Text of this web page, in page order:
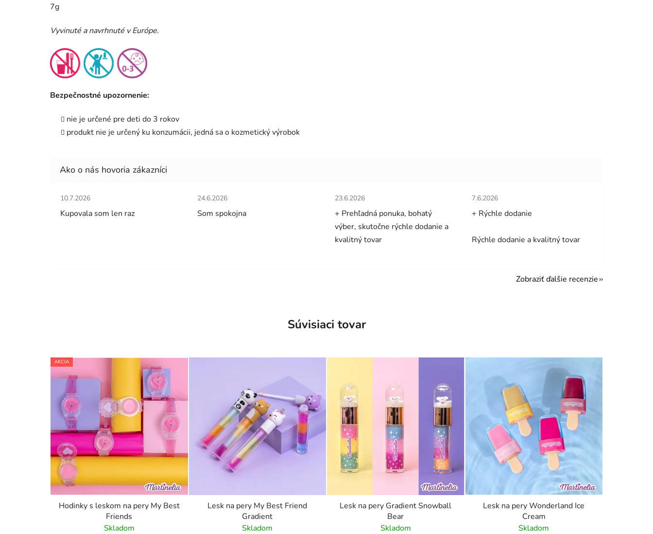
7g
Vyvinuté a navrhnuté v Európe.
Bezpečnostné upozornenie:
nie je určené pre deti do 3 rokov
produkt nie je určený ku konzumácii, jedná sa o kozmetický výrobok
Hodnotenie obchodu je 5 z 5 hviezdičiek.
10.7.2026
Kupovala som len raz
Hodnotenie obchodu je 5 z 5 hviezdičiek.
24.6.2026
Som spokojna
Hodnotenie obchodu je 5 z 5 hviezdičiek.
23.6.2026
+ Prehľadná ponuka, bohatý
výber, skutočne rýchle dodanie a
kvalitný tovar
Hodnotenie obchodu je 5 z 5 hviezdičiek.
7.6.2026
+ Rýchle dodanie
Rýchle dodanie a kvalitný tovar
Zobraziť ďalšie recenzie
Súvisiaci tovar
AKCIA
Hodinky s leskom na pery My Best
Friends
Skladom
Lesk na pery My Best Friend
Gradient
Skladom
Lesk na pery Gradient Snowball
Bear
Skladom
Lesk na pery Wonderland Ice
Cream
Skladom